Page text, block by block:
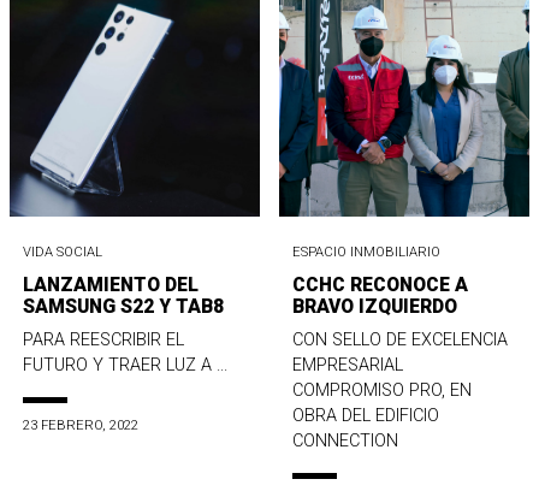
VIDA SOCIAL
LANZAMIENTO DEL
SAMSUNG S22 Y TAB8
PARA REESCRIBIR EL
FUTURO Y TRAER LUZ A ...
23 FEBRERO, 2022
ESPACIO INMOBILIARIO
CCHC RECONOCE A
BRAVO IZQUIERDO
CON SELLO DE EXCELENCIA
EMPRESARIAL
COMPROMISO PRO, EN
OBRA DEL EDIFICIO
CONNECTION